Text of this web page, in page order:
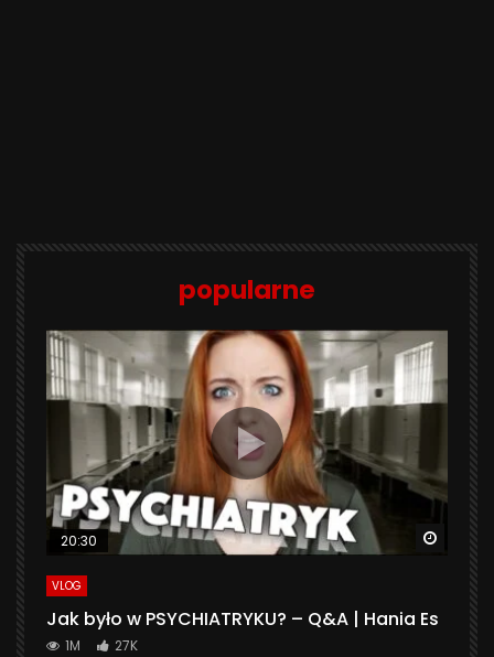
popularne
20:30
VLOG
Jak było w PSYCHIATRYKU? – Q&A | Hania Es
1M 27K